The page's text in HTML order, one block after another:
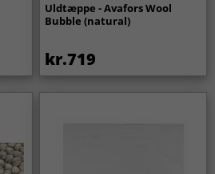
Uldtæppe - Avafors Wool
Bubble (natural)
kr.719